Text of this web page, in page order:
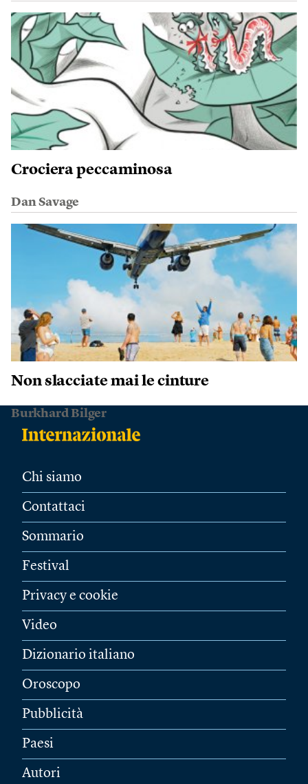
Crociera peccaminosa
Dan Savage
Non slacciate mai le cinture
Burkhard Bilger
Chi siamo
Contattaci
Sommario
Festival
Privacy e cookie
Video
Dizionario italiano
Oroscopo
Pubblicità
Paesi
Autori